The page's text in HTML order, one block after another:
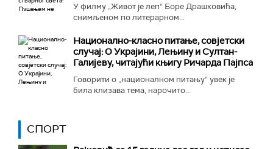
У филму „Живот је леп“ Боре Драшковића,
снимљеном по литерарном...
Национално-класнo питање, совјетски
случај: О Украјини, Лењину и Султан-
Галијеву, читајући књигу Ричарда Пајпса
Говорити о „националном питању“ увек је
била клизава тема, нарочито...
СПОРТ